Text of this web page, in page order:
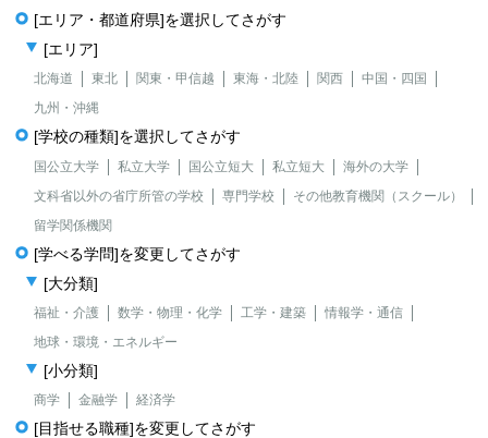
[エリア・都道府県]を選択してさがす
[エリア]
北海道 東北 関東・甲信越 東海・北陸 関西
中国・四国
九州・沖縄
[学校の種類]を選択してさがす
国公立大学 私立大学 国公立短大 私立短大
海外の大学
文科省以外の省庁所管の学校
専門学校
その他教育機関（スクール）
留学関係機関
[学べる学問]を変更してさがす
[大分類]
福祉・介護 数学・物理・化学 工学・建築
情報学・通信
地球・環境・エネルギー
[小分類]
商学 金融学 経済学
[目指せる職種]を変更してさがす